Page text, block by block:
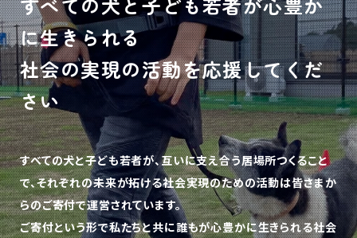
に生きられる
社会の実現の活動を応援してくだ
さい
すべての犬と子ども若者が、互いに支え合う居場所つくること
で、それぞれの未来が拓ける社会実現のための活動は皆さまか
らのご寄付で運営されています。
ご寄付という形で私たちと共に誰もが心豊かに生きられる社会